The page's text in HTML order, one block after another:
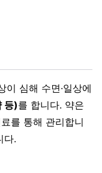
이 심해 수면·일상에
등)를 합니다. 약은
를 통해 관리합니
다.